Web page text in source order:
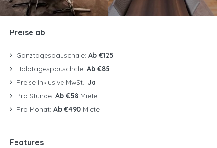
Preise ab
Ganztagespauschale: Ab €125
Halbtagespauschale: Ab €85
Preise Inklusive MwSt.: Ja
Pro Stunde: Ab €58 Miete
Pro Monat: Ab €490 Miete
Features